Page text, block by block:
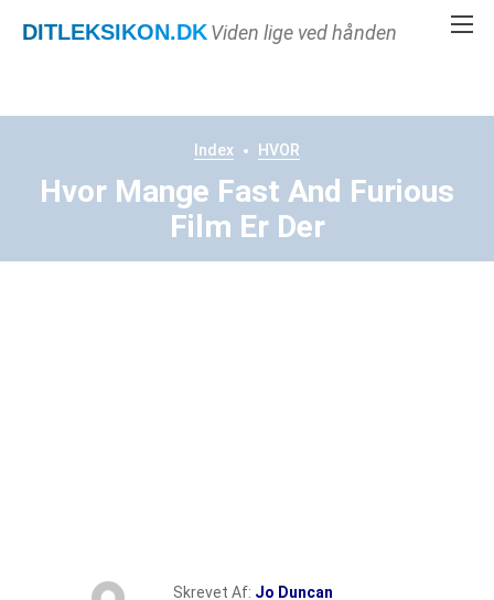
DITLEKSIKON.DKViden lige ved hånden
Index HVOR
Hvor Mange Fast And Furious
Film Er Der
Skrevet Af: Jo Duncan